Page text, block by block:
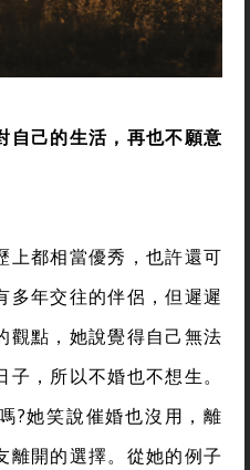
自己的生活，再也不願意
上都相當優秀，也許還可
多年交往的伴侶，但遲遲
觀點，她說覺得自己無法
，所以不婚也不想生。
?她笑說催婚也沒用，離
離開的選擇。從她的例子